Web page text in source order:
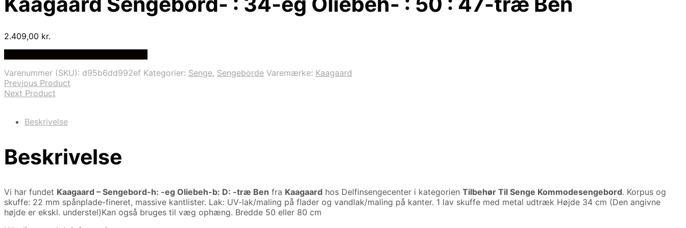
2.409,00 kr.
Varenummer (SKU): d95b6dd992ef Kategorier: Senge, Sengeborde Varemærke: Kaagaard
Previous Product
Next Product
Beskrivelse
Beskrivelse
Vi har fundet Kaagaard – Sengebord-h: -eg Oliebeh-b: D: -træ Ben fra Kaagaard hos Delfinsengecenter i kategorien Tilbehør Til Senge Kommodesengebord. Korpus og
skuffe: 22 mm spånplade-fineret, massive kantlister. Lak: UV-lak/maling på flader og vandlak/maling på kanter. 1 lav skuffe med metal udtræk Højde 34 cm (Den angivne
højde er ekskl. understel)Kan også bruges til væg ophæng. Bredde 50 eller 80 cm